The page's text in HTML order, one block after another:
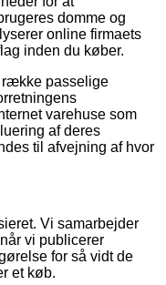
domme og
online firmaets
inden du køber.
række passelige
varehuse som
af deres
til afvejning af hvor
Vi samarbejder
vi publicerer
for så vidt de
et køb.